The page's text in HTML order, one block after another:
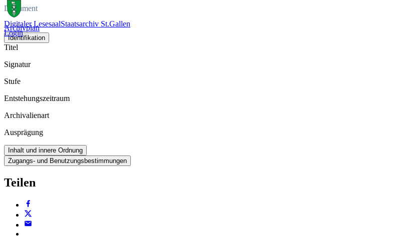
Digitaler LesesaalStaatsarchiv St.Gallen
Login
Dokument
Archivplan
Identifikation
Titel
Signatur
Stufe
Entstehungszeitraum
Archivalienart
Ausprägung
Inhalt und innere Ordnung
Zugangs- und Benutzungsbestimmungen
Teilen